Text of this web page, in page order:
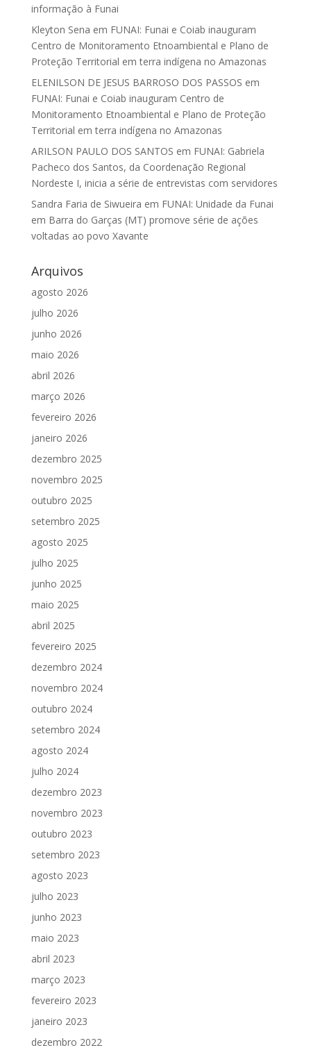
informação à Funai
Kleyton Sena em FUNAI: Funai e Coiab inauguram
Centro de Monitoramento Etnoambiental e Plano de
Proteção Territorial em terra indígena no Amazonas
ELENILSON DE JESUS BARROSO DOS PASSOS em
FUNAI: Funai e Coiab inauguram Centro de
Monitoramento Etnoambiental e Plano de Proteção
Territorial em terra indígena no Amazonas
ARILSON PAULO DOS SANTOS em FUNAI: Gabriela
Pacheco dos Santos, da Coordenação Regional
Nordeste I, inicia a série de entrevistas com servidores
Sandra Faria de Siwueira em FUNAI: Unidade da Funai
em Barra do Garças (MT) promove série de ações
voltadas ao povo Xavante
Arquivos
agosto 2026
julho 2026
junho 2026
maio 2026
abril 2026
março 2026
fevereiro 2026
janeiro 2026
dezembro 2025
novembro 2025
outubro 2025
setembro 2025
agosto 2025
julho 2025
junho 2025
maio 2025
abril 2025
fevereiro 2025
dezembro 2024
novembro 2024
outubro 2024
setembro 2024
agosto 2024
julho 2024
dezembro 2023
novembro 2023
outubro 2023
setembro 2023
agosto 2023
julho 2023
junho 2023
maio 2023
abril 2023
março 2023
fevereiro 2023
janeiro 2023
dezembro 2022